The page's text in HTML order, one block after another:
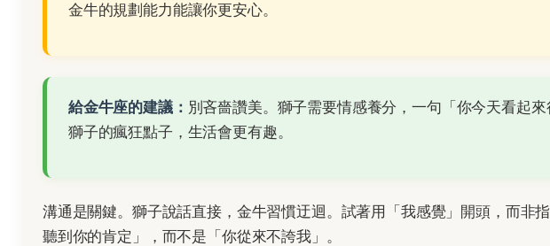
金牛的規劃能力能讓你更安心。
給金牛座的建議： 別吝嗇讚美。獅子需要情感養分，一句「你今天看起
獅子的瘋狂點子，生活會更有趣。
溝通是關鍵。獅子說話直接，金牛習慣迂迴。試著用「我感覺」開頭，而非
聽到你的肯定」，而不是「你從來不誇我」。